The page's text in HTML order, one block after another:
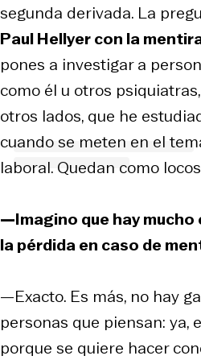
segunda derivada. La
Paul Hellyer con la
pones a investigar a
como él u otros
otros lados, que he
cuando se meten en el
laboral. Quedan como
—Imagino que hay mucho
la pérdida en caso de
—Exacto. Es más, no hay
personas que piensan: ya,
porque se quiere hacer